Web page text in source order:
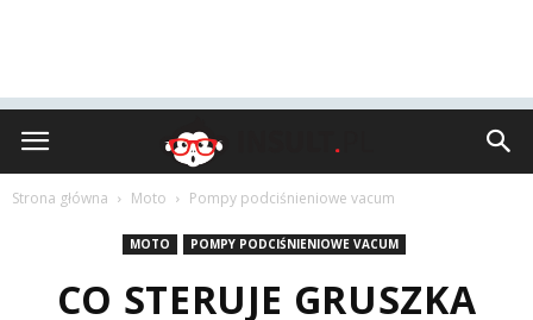
Insult.pl
Strona główna Moto Pompy podciśnieniowe vacum
MOTO POMPY PODCIŚNIENIOWE VACUM
CO STERUJE GRUSZKA